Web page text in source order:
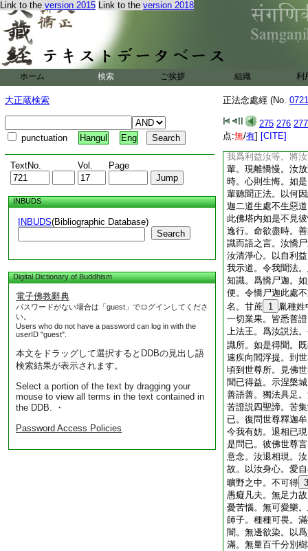
Link to the version 2015 Link to the version 2018
ホーム 検索 ご挨拶 組織 利
大正蔵検索
punctuation Hangul Eng
TextNo. Vol. Page
INBUDS
INBUDS(Bibliographic Database)
Search
Digital Dictionary of Buddhism
電子佛教辭典
パスワードがない場合は「guest」でログインしてくださ
い。
Users who do not have a password can log in with the
userID "guest".
本文をドラッグして選択するとDDBの見出し語
検索結果が表示されます。
Select a portion of the text by dragging your
mouse to view all terms in the text contained in
the DDB. ・
Password Access Policies
正法念處經 (No.
275 276 277
点:無/有] [CITE]
天。如是見已。生
一切諸餘帝釋天王
悉見其生處惡道。
惡道。此何因縁。
如是皆見。何故不
何因縁。見其七返
爾時天主牟修樓陀
汝説彼憍尸迦道。
説故。將汝等來。
等説於正法。何以
逸而行。天欲誑故
我爲利益汝等。將
輩。現離憍慢。汝
時。心則生悔。如
輩聽聞正法。以何
迦二道生處不生惡
此佛塔内如是不見
逸行。命欲盡時。
識而語之言。汝憍
汝清淨心。以自利
我示道。令我聞法
知識。爲憍尸迦。
便。令憍尸迦此處
名。甘蔗 1 胤種姓
一切業果。皆悉普
上法王。爲汝説法
識所。如是得聞。
速疾向閻浮提。到
頃到世尊所。見佛
聞已得益。示涅槃
善語善。獨法具足
苦證説四聖諦。苦
已。復問世尊釋迦
今我有妨。退相已
是問已。彼佛世尊
意念。汝退相現。
故。以汝身心。愛
曠野之中。不可得 3
愚癡凡夫。無足力
憂苦惱。無可愛樂
師子。種種可畏。
闇。無邊欲染。以
滿。無量百千分別